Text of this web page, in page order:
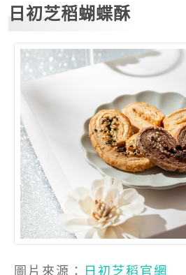
日初芝稻蝴蝶酥
圖片來源： 日初芝稻官網